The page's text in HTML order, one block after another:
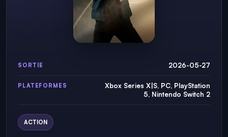
SORTIE 2026-05-27
PLATEFORMES
Xbox Series X|S, PC, PlayStation
5, Nintendo Switch 2
ACTION